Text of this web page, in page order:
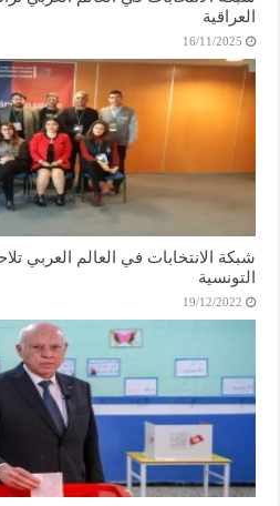
العراقية
16/11/2025
شبكة الانتخابات في العالم العربي
التونسية
19/12/2022